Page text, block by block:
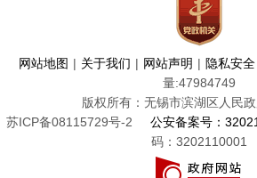
网站地图 | 关于我们 | 网站声明 | 隐私安全
量:47984749
版权所有：无锡市滨湖区人民
苏ICP备08115729号-2
公安备案号：
码：3202110001